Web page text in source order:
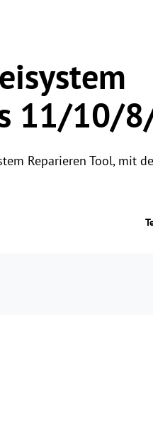
11/10/
Reparieren Tool, mit